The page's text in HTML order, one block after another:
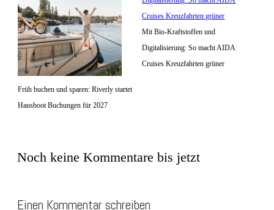
Früh buchen und sparen: Riverly startet
Hausboot Buchungen für 2027
Mit Bio-Kraftstoffen und
Digitalisierung: So macht AIDA
Cruises Kreuzfahrten grüner
Noch keine Kommentare bis jetzt
Einen Kommentar schreiben